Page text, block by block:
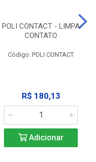
POLI CONTACT - LIMPA
CONTATO
Código: POLI CONTACT
R$ 180,13
Adicionar